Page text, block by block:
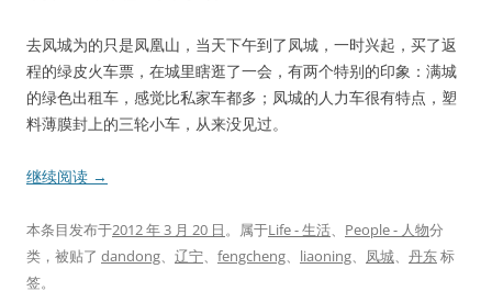
去凤城为的只是凤凰山，当天下午到了凤城，一时兴起，买了返
程的绿皮火车票，在城里瞎逛了一会，有两个特别的印象：满城
的绿色出租车，感觉比私家车都多；凤城的人力车很有特点，塑
料薄膜封上的三轮小车，从来没见过。
继续阅读 →
本条目发布于2012 年 3 月 20 日。属于Life - 生活、 People - 人物分
类，被贴了 dandong、 辽宁、 fengcheng、 liaoning、 凤城、 丹东标
签。